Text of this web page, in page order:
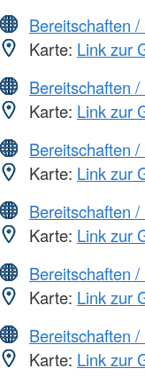
Bereitschaften
Karte: Link zur
Bereitschaften
Karte: Link zur
Bereitschaften
Karte: Link zur
Bereitschaften
Karte: Link zur
Bereitschaften
Karte: Link zur
Bereitschaften
Karte: Link zur